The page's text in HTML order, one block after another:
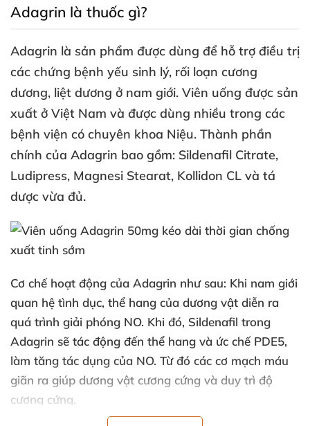
Adagrin là thuốc gì?
Adagrin là sản phẩm được dùng để hỗ trợ điều trị
các chứng bệnh yếu sinh lý, rối loạn cương
dương, liệt dương ở nam giới. Viên uống được sản
xuất ở Việt Nam và được dùng nhiều trong các
bệnh viện có chuyên khoa Niệu. Thành phần
chính của Adagrin bao gồm: Sildenafil Citrate,
Ludipress, Magnesi Stearat, Kollidon CL và tá
dược vừa đủ.
Cơ chế hoạt động của Adagrin như sau: Khi nam giới
quan hệ tình dục, thể hang của dương vật diễn ra
quá trình giải phóng NO. Khi đó, Sildenafil trong
Adagrin sẽ tác động đến thể hang và ức chế PDE5,
làm tăng tác dụng của NO. Từ đó các cơ mạch máu
giãn ra giúp dương vật cương cứng và duy trì độ
cương cứng.